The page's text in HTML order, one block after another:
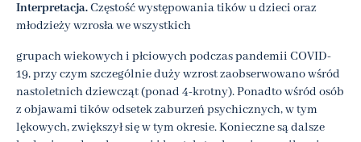
Interpretacja.Częstość występowania tików u dzieci oraz
młodzieży wzrosła we wszystkich
grupach wiekowych i płciowych podczas pandemii COVID-
19, przy czym szczególnie duży wzrost zaobserwowano wśród
nastoletnich dziewcząt (ponad 4-krotny). Ponadto wśród osób
z objawami tików odsetek zaburzeń psychicznych, w tym
lękowych, zwiększył się w tym okresie. Konieczne są dalsze